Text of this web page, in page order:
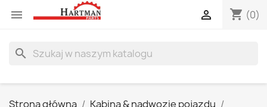
 shopping_cart (0)

search
Strona główna
Kabina & nadwozie pojazdu